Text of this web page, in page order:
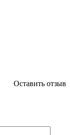
Оставить отзыв